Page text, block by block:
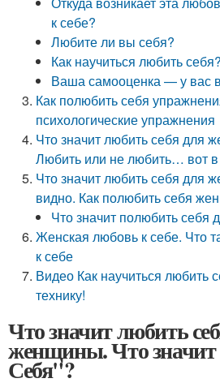
к себе?
Любите ли вы себя?
Как научиться любить себя?
Ваша самооценка — у вас
Как полюбить себя
психологические упражнения
Что значит любить себя для
Любить или не любить… вот
Что значит любить себя для
видно. Как полюбить себя
Что значит полюбить
Женская любовь к себе. Что
к себе
Видео Как научиться любить
технику!
Что значит любить
женщины. Что
Себя"?